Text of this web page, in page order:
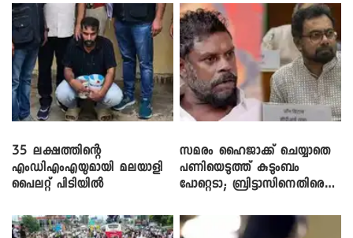
35 ലക്ഷത്തിന്റെ
എംഡിഎംഎയുമായി മലയാളി
പൈലറ്റ് പിടിയിൽ
സമരം ഹൈജാക്ക് ചെയ്യാതെ
പണിയെടുത്ത് കുടുംബം
പോറ്റെടാ; ബ്രിട്ടാസിനെതിരെ